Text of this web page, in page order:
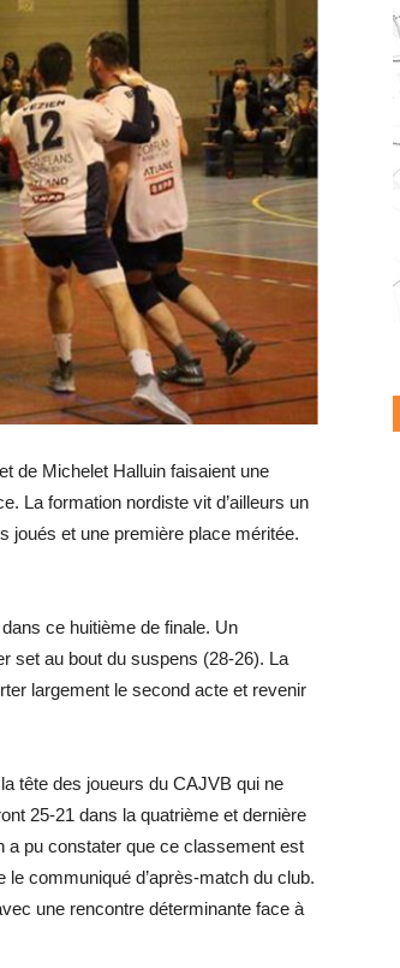
de Michelet Halluin faisaient une
La formation nordiste vit d’ailleurs un
joués et une première place méritée.
ce huitième de finale. Un
set au bout du suspens (28-26). La
largement le second acte et revenir
tête des joueurs du CAJVB qui ne
25-21 dans la quatrième et dernière
a pu constater que ce classement est
communiqué d’après-match du club.
une rencontre déterminante face à